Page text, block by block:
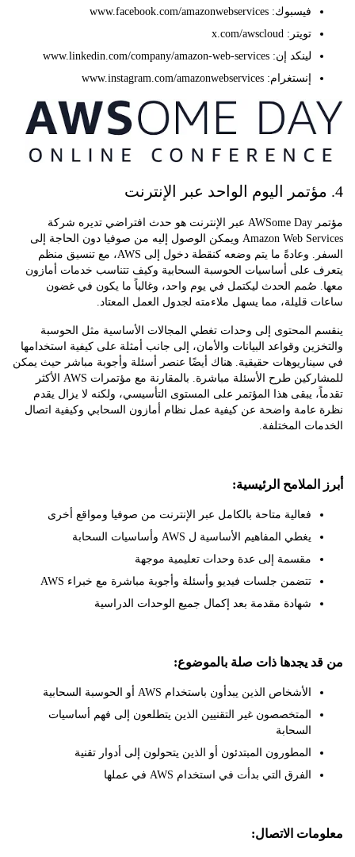
فيسبوك: www.facebook.com/amazonwebservices
تويتر: x.com/awscloud
لينكد إن: www.linkedin.com/company/amazon-web-services
إنستغرام: www.instagram.com/amazonwebservices
مؤتمر AWSome Day عبر الإنترنت هو حدث افتراضي تديره شركة
Amazon Web Services ويمكن الوصول إليه من صوفيا دون الحاجة إلى
السفر. وعادةً ما يتم وضعه كنقطة دخول إلى AWS، مع تنسيق منظم
على أساسيات الحوسبة السحابية وكيف تتناسب خدمات أمازون
صُمم الحدث ليكتمل في يوم واحد، وغالباً ما يكون في غضون
قليلة، مما يسهل ملاءمته لجدول العمل المعتاد.
المحتوى إلى وحدات تغطي المجالات الأساسية مثل الحوسبة
وقواعد البيانات والأمان، إلى جانب أمثلة على كيفية استخدامها
حقيقية. هناك أيضًا عنصر أسئلة وأجوبة مباشر حيث يمكن
للمشاركين طرح الأسئلة مباشرة. بالمقارنة مع مؤتمرات AWS الأكثر
يبقى هذا المؤتمر على المستوى التأسيسي، ولكنه لا يزال يقدم
واضحة عن كيفية عمل نظام أمازون السحابي وكيفية اتصال
المختلفة.
الرئيسية:
فعالية متاحة بالكامل عبر الإنترنت من صوفيا ومواقع أخرى
يغطي المفاهيم الأساسية ل AWS وأساسيات السحابة
مقسمة إلى عدة وحدات تعليمية موجهة
تتضمن جلسات فيديو وأسئلة وأجوبة مباشرة مع خبراء AWS
شهادة مقدمة بعد إكمال جميع الوحدات الدراسية
يجدها ذات صلة بالموضوع:
الأشخاص الذين يبدأون باستخدام AWS أو الحوسبة السحابية
المتخصصون غير التقنيين الذين يتطلعون إلى فهم أساسيات
المطورون المبتدئون أو الذين يتحولون إلى أدوار تقنية
الفرق التي بدأت في استخدام AWS في عملها
الاتصال: